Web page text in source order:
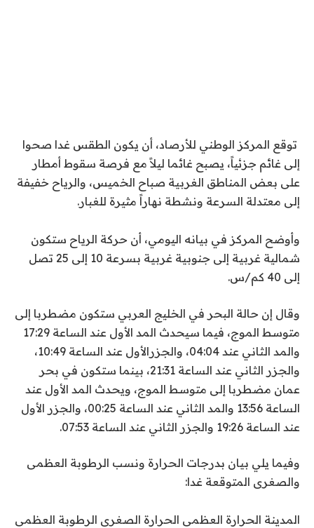
توقع المركز الوطني للأرصاد، أن يكون الطقس غدا صحوا
إلى غائم جزئياً، يصبح غائما ليلاً مع فرصة سقوط أمطار
على بعض المناطق الغربية صباح الخميس، والرياح خفيفة
إلى معتدلة السرعة ونشطة نهاراً مثيرة للغبار.
وأوضح المركز في بيانه اليومي، أن حركة الرياح ستكون
شمالية غربية إلى جنوبية غربية بسرعة 10 إلى 25 تصل
إلى 40 كم/س.
وقال إن حالة البحر في الخليج العربي ستكون مضطربا إلى
متوسط الموج، فيما سيحدث المد الأول عند الساعة 17:29
والمد الثاني عند 04:04، والجزرالأول عند الساعة 10:49،
والجزر الثاني عند الساعة 21:31، بينما ستكون في بحر
عمان مضطربا إلى متوسط الموج، ويحدث المد الأول عند
الساعة 13:56 والمد الثاني عند الساعة 00:25، والجزر الأول
عند الساعة 19:26 والجزر الثاني عند الساعة 07:53.
وفيما يلي بيان بدرجات الحرارة ونسب الرطوبة العظمى
والصغرى المتوقعة غدا:
المدينة الحرارة العظمى الحرارة الصغرى الرطوبة العظمى